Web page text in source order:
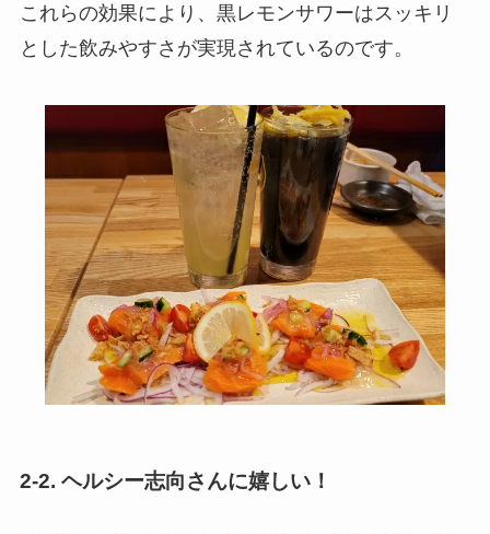
これらの効果により、黒レモンサワーはスッキリ
とした飲みやすさが実現されているのです。
2-2. ヘルシー志向さんに嬉しい！